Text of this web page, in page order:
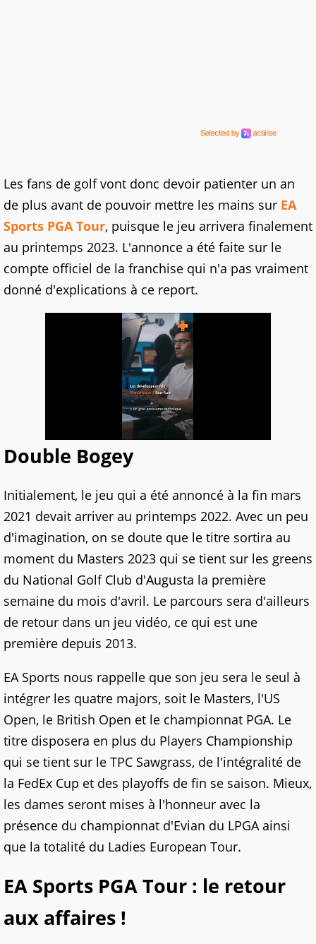
Les fans de golf vont donc devoir patienter un an
de plus avant de pouvoir mettre les mains sur EA
Sports PGA Tour, puisque le jeu arrivera finalement
au printemps 2023. L'annonce a été faite sur le
compte officiel de la franchise qui n'a pas vraiment
donné d'explications à ce report.
Double Bogey
Initialement, le jeu qui a été annoncé à la fin mars
2021 devait arriver au printemps 2022. Avec un peu
d'imagination, on se doute que le titre sortira au
moment du Masters 2023 qui se tient sur les greens
du National Golf Club d'Augusta la première
semaine du mois d'avril. Le parcours sera d'ailleurs
de retour dans un jeu vidéo, ce qui est une
première depuis 2013.
EA Sports nous rappelle que son jeu sera le seul à
intégrer les quatre majors, soit le Masters, l'US
Open, le British Open et le championnat PGA. Le
titre disposera en plus du Players Championship
qui se tient sur le TPC Sawgrass, de l'intégralité de
la FedEx Cup et des playoffs de fin se saison. Mieux,
les dames seront mises à l'honneur avec la
présence du championnat d'Evian du LPGA ainsi
que la totalité du Ladies European Tour.
EA Sports PGA Tour : le retour
aux affaires !